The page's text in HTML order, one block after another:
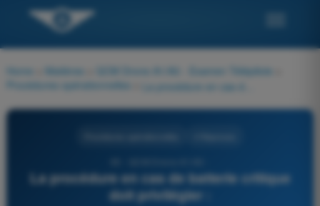
Home Matières QCM Drone A1/A3 - Examen Télépilote
Procédures opérationnelles
La procédure en cas de batterie critique
doit privilégier :